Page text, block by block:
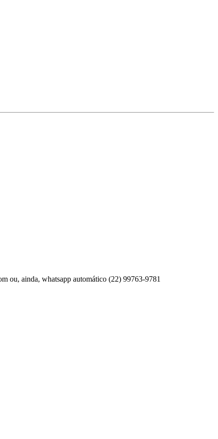
ou, ainda, whatsapp automático (22) 99763-9781